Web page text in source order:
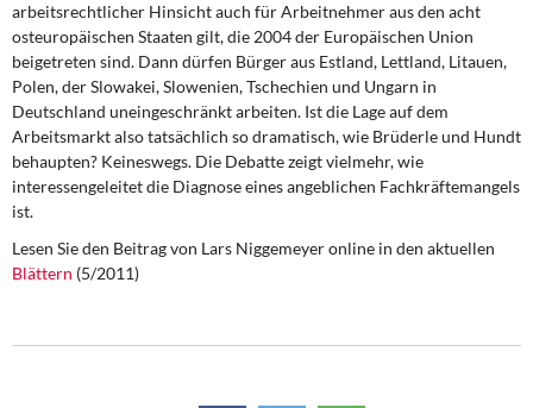
DIE LINKE
Weitere Themen
Memo-Gruppe
Institut Solidarische Moderne
Rosa-Luxemburg-Stiftung
arbeitsrechtlicher Hinsicht auch für Arbeitnehmer aus den acht
osteuropäischen Staaten gilt, die 2004 der Europäischen Union
beigetreten sind. Dann dürfen Bürger aus Estland, Lettland, Litauen,
Polen, der Slowakei, Slowenien, Tschechien und Ungarn in
Deutschland uneingeschränkt arbeiten. Ist die Lage auf dem
Arbeitsmarkt also tatsächlich so dramatisch, wie Brüderle und Hundt
behaupten? Keineswegs. Die Debatte zeigt vielmehr, wie
interessengeleitet die Diagnose eines angeblichen Fachkräftemangels
ist.
Lesen Sie den Beitrag von Lars Niggemeyer online in den aktuellen
Blättern (5/2011)